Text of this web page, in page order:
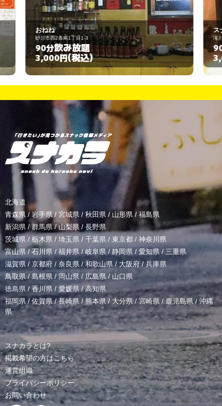
スナック テイクワン
滝川市本町1丁目3-23
90分飲み放題
3,000円(税込)
北海道
青森県 / 岩手県/ 宮城県 / 秋田県 / 山形県/ 福島県
新潟県 /群馬県/山梨県 / 長野県
茨城県 / 栃木県 / 埼玉県 / 千葉県 / 東京都 / 神奈川県
富山県 /石川県/福井県/岐阜県 / 静岡県 / 愛知県 / 三重県
滋賀県 / 京都府 / 奈良県 / 和歌山県/ 大阪府 /兵庫県
鳥取県/ 島根県 /岡山県/ 広島県 / 山口県
徳島県 /香川県 / 愛媛県/高知県
福岡県/佐賀県/長崎県 /熊本県/ 大分県/宮崎県 /鹿児島県 / 沖縄
県
スナカラとは?
掲載希望の方はこちら
運営組織
プライバシーポリシー
お問い合わせ